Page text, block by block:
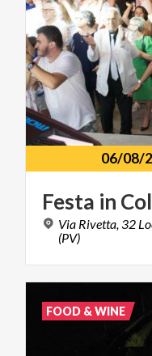
06/08/
Festa in
Via Rivetta, 32
(PV)
FOOD & WINE